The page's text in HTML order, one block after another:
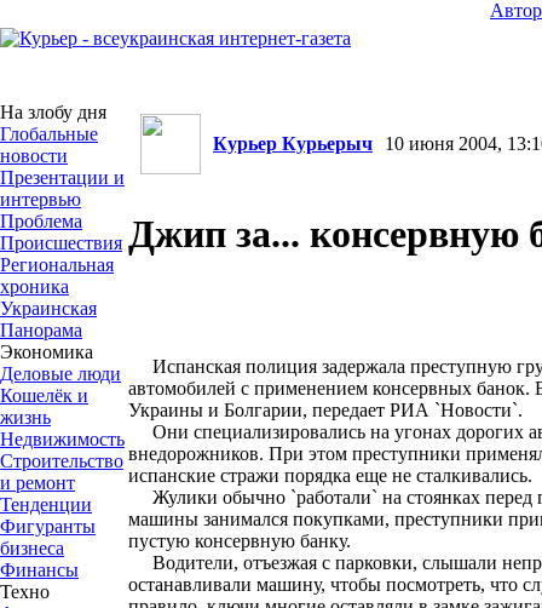
На злобу дня
Глобальные
новости
Презентации и
интервью
Проблема
Происшествия
Региональная
хроника
Украинская
Панорама
Экономика
Деловые люди
Кошелёк и
жизнь
Недвижимость
Строительство
и ремонт
Тенденции
Фигуранты
бизнеса
Финансы
Техно
Курьер Курьерыч 10 июня 2004,
Джип за... консервную
Испанская полиция задержала преступную
автомобилей с применением консервных
Украины и Болгарии, передает РИА `Новости`.
Они специализировались на угонах дорогих
внедорожников. При этом преступники
испанские стражи порядка еще не сталкивались.
Жулики обычно `работали` на стоянках перед
машины занимался покупками, преступники
пустую консервную банку.
Водители, отъезжая с парковки, слышали
останавливали машину, чтобы посмотреть, что